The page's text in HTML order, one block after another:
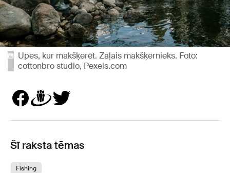
Upes, kur makšķerēt. Zaļais makšķernieks. Foto:
cottonbro studio, Pexels.com
Šī raksta tēmas
Fishing